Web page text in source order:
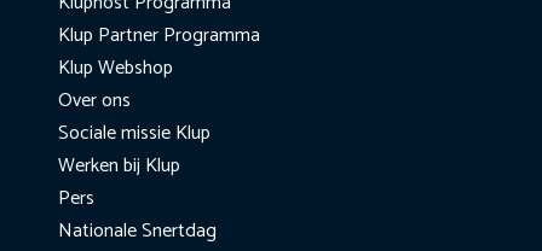
Klup Partner Programma
Klup Webshop
Over ons
Sociale missie Klup
Werken bij Klup
Pers
Nationale Snertdag